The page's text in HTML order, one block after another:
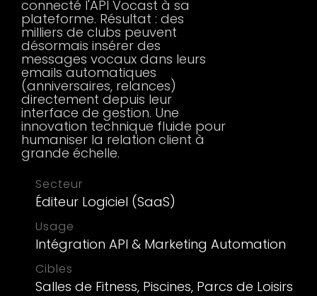
connecté l'API Vocast à sa
plateforme. Résultat : des
milliers de clubs peuvent
désormais insérer des
messages vocaux dans leurs
emails automatiques
(anniversaires, relances)
directement depuis leur
interface de gestion. Une
innovation technique fluide pour
humaniser la relation client à
grande échelle.
Secteur
Éditeur Logiciel (SaaS)
Usage
Intégration API & Marketing Automation
Cibles
Salles de Fitness, Piscines, Parcs de Loisirs